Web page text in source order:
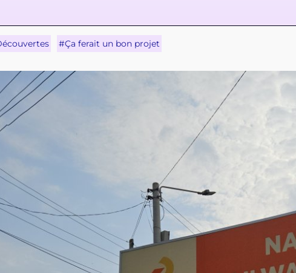
#Ça ferait un bon projet